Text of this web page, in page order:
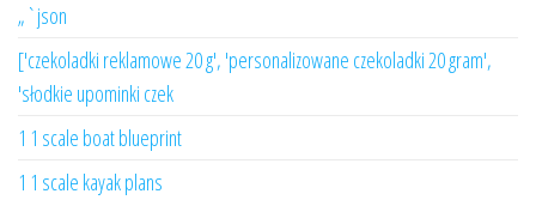
„`json
['czekoladki reklamowe 20 g', 'personalizowane czekoladki 20 gram',
'słodkie upominki czek
1 1 scale boat blueprint
1 1 scale kayak plans